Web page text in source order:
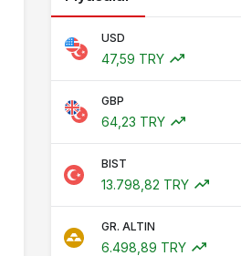
USD
47,59 TRY
GBP
64,23 TRY
BIST
13.798,82 TRY
GR. ALTIN
6.498,89 TRY